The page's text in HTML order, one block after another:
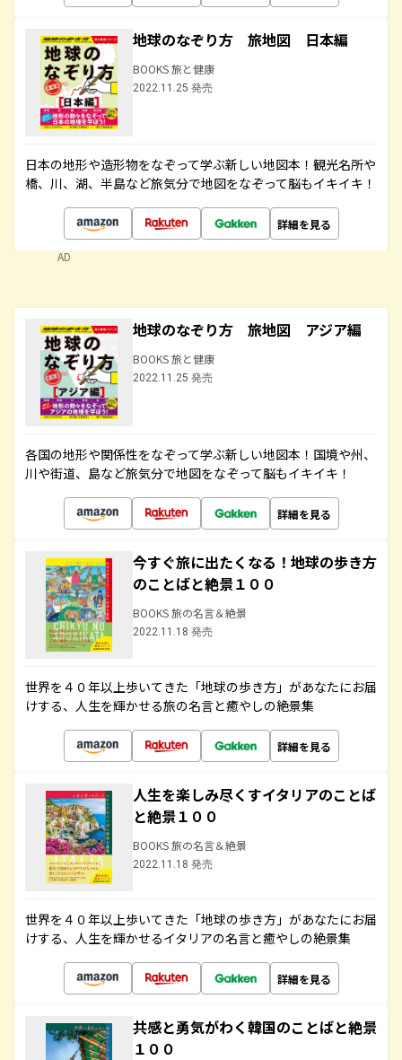
地球のなぞり方 旅地図 日本編
BOOKS 旅と健康
2022.11.25 発売
日本の地形や造形物をなぞって学ぶ新しい地図本！観光名所や
橋、川、湖、半島など旅気分で地図をなぞって脳もイキイキ！
詳細を見る
AD
地球のなぞり方 旅地図 アジア編
BOOKS 旅と健康
2022.11.25 発売
各国の地形や関係性をなぞって学ぶ新しい地図本！国境や州、
川や街道、島など旅気分で地図をなぞって脳もイキイキ！
詳細を見る
今すぐ旅に出たくなる！地球の歩き方
のことばと絶景１００
BOOKS 旅の名言＆絶景
2022.11.18 発売
世界を４０年以上歩いてきた「地球の歩き方」があなたにお届
けする、人生を輝かせる旅の名言と癒やしの絶景集
詳細を見る
人生を楽しみ尽くすイタリアのことば
と絶景１００
BOOKS 旅の名言＆絶景
2022.11.18 発売
世界を４０年以上歩いてきた「地球の歩き方」があなたにお届
けする、人生を輝かせるイタリアの名言と癒やしの絶景集
詳細を見る
共感と勇気がわく韓国のことばと絶景
１００